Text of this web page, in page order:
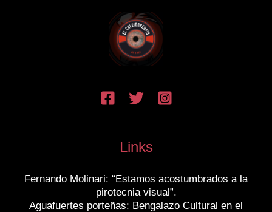
Links
Fernando Molinari: “Estamos acostumbrados a la
pirotecnia visual”.
Aguafuertes porteñas: Bengalazo Cultural en el